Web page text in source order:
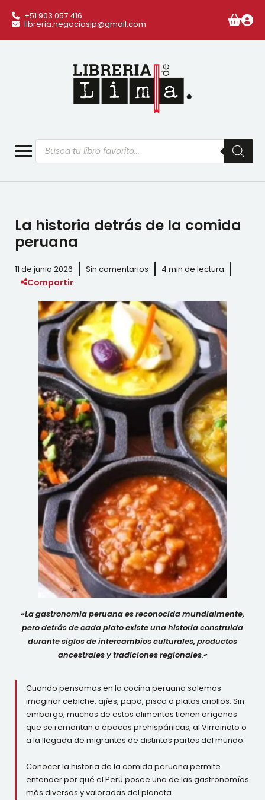
+51 903 057 416
libreria.negociosjp@gmail.com
Búsqueda
de
productos
La historia detrás de la comida
peruana
11 de junio 2026 Sin comentarios 4 min de lectura
Compartir
«La gastronomía peruana es reconocida mundialmente,
pero detrás de cada plato existe una historia construida
durante siglos de intercambios culturales, productos
ancestrales y tradiciones regionales.«
Cuando pensamos en la cocina peruana solemos
imaginar cebiche, ajíes, papa, pisco o platos criollos. Sin
embargo, muchos de estos alimentos tienen orígenes
que se remontan a épocas prehispánicas, al Virreinato o
a la llegada de migrantes de distintas partes del mundo.
Conocer la historia de la comida peruana permite
entender por qué el Perú posee una de las gastronomías
más diversas y valoradas del planeta.